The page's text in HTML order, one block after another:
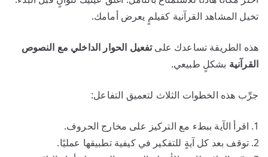
تخيل المشاهد القرآنية كفيلمٍ يعرض أمامك.
هذه الطريقة تساعدك علىتفعيل الحوار الداخلي مع النصوص
القرآنية بشكلٍ طبيعي.
جرِّب هذه الخطوات الثلاث لتعميق التفاعل:
اقرأ الآية ببطء مع التركيز على مخارج الحروف.
توقف بعد كل آيةٍ للتفكير في كيفية تطبيقها عمليًا.